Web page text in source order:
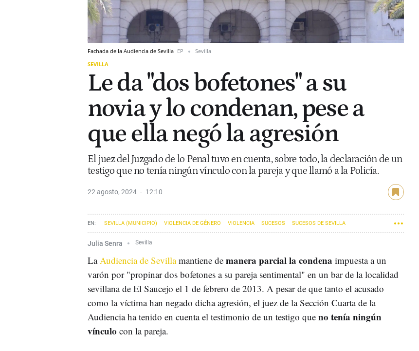
Fachada de la Audiencia de Sevilla EP
Sevilla
SEVILLA
Le da "dos bofetones" a su
novia y lo condenan, pese a
que ella negó la agresión
El juez del Juzgado de lo Penal tuvo en cuenta, sobre todo, la declaración de un
testigo que no tenía ningún vínculo con la pareja y que llamó a la Policía.
22 agosto, 2024 12:10
SEVILLA (MUNICIPIO) VIOLENCIA DE GÉNERO VIOLENCIA SUCESOS SUCESOS DE SEVILLA
Julia Senra Sevilla
La Audiencia de Sevillamantiene de manera parcial la condena impuesta a un
varón por "propinar dos bofetones a su pareja sentimental" en un bar de la localidad
sevillana de El Saucejo el 1 de febrero de 2013. A pesar de que tanto el acusado
como la víctima han negado dicha agresión, el juez de la Sección Cuarta de la
Audiencia ha tenido en cuenta el testimonio de un testigo que no tenía ningún
vínculo con la pareja.